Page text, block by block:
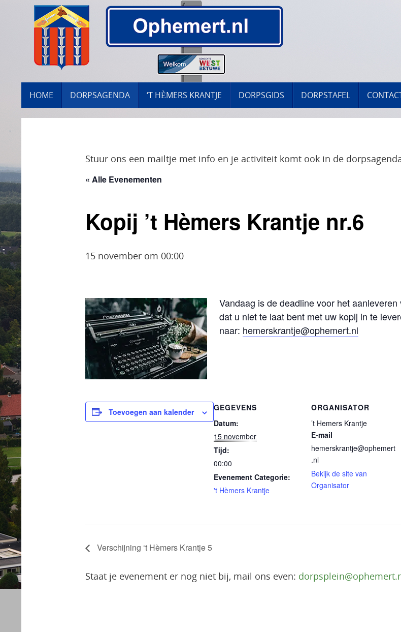
NAAR
DE
INHOUD
HOME DORPSAGENDA ‘T HÈMERS KRANTJE DORPSGIDS DORPSTAFEL
Stuur ons een mailtje met info en je activiteit komt ook in de
« Alle Evenementen
Kopij ’t Hèmers Krantje nr.6
15 november om 00:00
Vandaag is de deadline voor het
dat u niet te laat bent met uw kopij in te
naar: hemerskrantje@ophemert.nl
Toevoegen aan kalender
GEGEVENS
Datum:
15 november
Tijd:
00:00
Evenement Categorie:
't Hèmers Krantje
ORGANISATOR
’t Hemers Krantje
E-mail
hemerskrantje@ophemert
.nl
Bekijk de site van
Organisator
Verschijning ‘t Hèmers Krantje 5
Staat je evenement er nog niet bij, mail ons even: